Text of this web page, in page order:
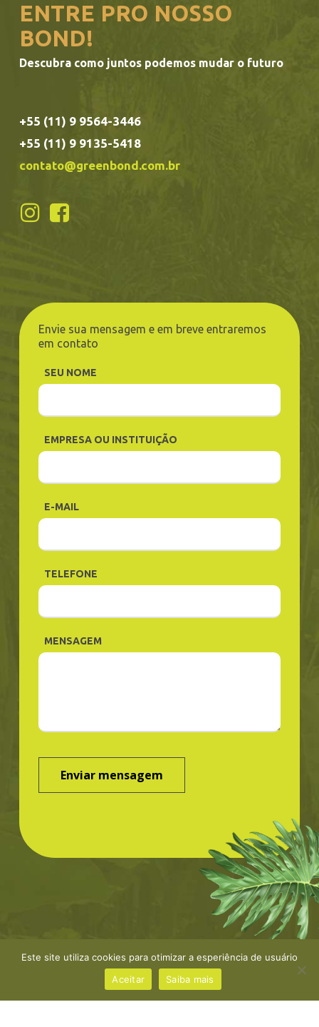
ENTRE PRO NOSSO
BOND!
Descubra como juntos podemos mudar o futuro
+55 (11) 9 9564-3446
+55 (11) 9 9135-5418
contato@greenbond.com.br
Envie sua mensagem e em breve entraremos
em contato
SEU NOME
EMPRESA OU INSTITUIÇÃO
E-MAIL
TELEFONE
MENSAGEM
©Greenbond | site porNaçãoDesign |Política de
privacidade
Este site utiliza cookies para otimizar a esperiência de usuário
Aceitar
Saiba mais